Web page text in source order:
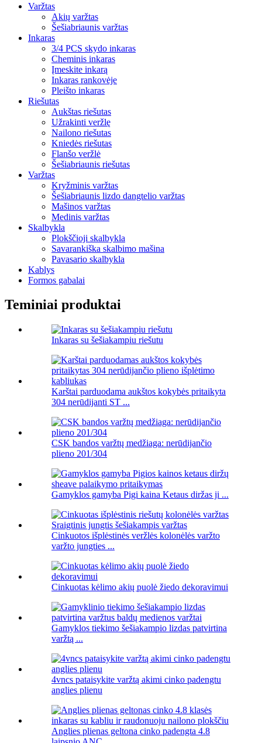
Varžtas
Akių varžtas
Šešiabriaunis varžtas
Inkaras
3/4 PCS skydo inkaras
Cheminis inkaras
Įmeskite inkarą
Inkaras rankovėje
Pleišto inkaras
Riešutas
Aukštas riešutas
Užrakinti veržlę
Nailono riešutas
Kniedės riešutas
Flanšo veržlė
Šešiabriaunis riešutas
Varžtas
Kryžminis varžtas
Šešiabriaunis lizdo dangtelio varžtas
Mašinos varžtas
Medinis varžtas
Skalbykla
Plokščioji skalbykla
Savarankiška skalbimo mašina
Pavasario skalbykla
Kablys
Formos gabalai
Teminiai produktai
Inkaras su šešiakampiu riešutu
Karštai parduodama aukštos kokybės pritaikyta
304 nerūdijanti ST ...
CSK bandos varžtų medžiaga: nerūdijančio
plieno 201/304
Gamyklos gamyba Pigi kaina Ketaus diržas ji ...
Cinkuotos išplėstinės veržlės kolonėlės varžto
varžto jungties ...
Cinkuotas kėlimo akių puolė žiedo dekoravimui
Gamyklos tiekimo šešiakampio lizdas patvirtina
varžtą ...
4vncs pataisykite varžtą akimi cinko padengtu
anglies plienu
Anglies plienas geltona cinko padengta 4.8